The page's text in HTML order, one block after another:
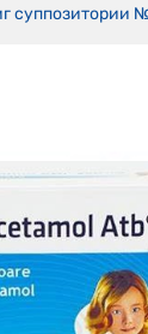
суппозитории